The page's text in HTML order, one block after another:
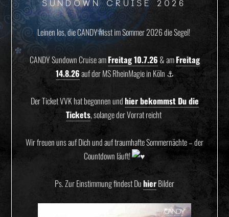
SUNDOWN CRUISE 2026
Leinen los, die CANDY hisst im Sommer 2026 die Segel! ️
CANDY Sundown Cruise amFreitag 10.7.26 & amFreitag
14.8.26auf der MS RheinMagie in Köln ⚓️
Der Ticket VVK hat begonnen undhier bekommst Du die
Tickets, solange der Vorrat reicht ️
Wir freuen uns auf Dich und auf traumhafte Sommernächte – der
Countdown läuft!
Ps. Zur Einstimmung findest DuhierBilder